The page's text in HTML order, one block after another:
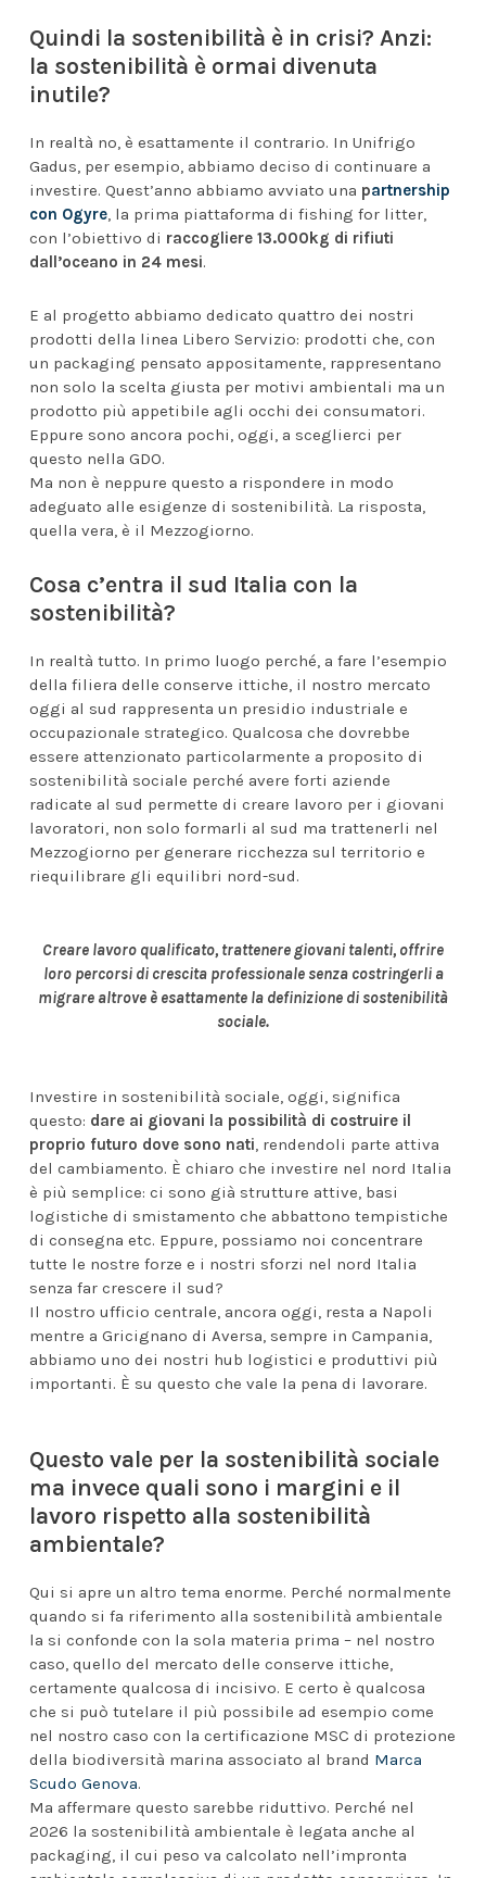
Quindi la sostenibilità è in crisi? Anzi:
la sostenibilità è ormai divenuta
inutile?
In realtà no, è esattamente il contrario. In Unifrigo
Gadus, per esempio, abbiamo deciso di continuare a
investire. Quest’anno abbiamo avviato una partnership
con Ogyre, la prima piattaforma di fishing for litter,
con l’obiettivo di raccogliere 13.000kg di rifiuti
dall’oceano in 24 mesi.
E al progetto abbiamo dedicato quattro dei nostri
prodotti della linea Libero Servizio: prodotti che, con
un packaging pensato appositamente, rappresentano
non solo la scelta giusta per motivi ambientali ma un
prodotto più appetibile agli occhi dei consumatori.
Eppure sono ancora pochi, oggi, a sceglierci per
questo nella GDO.
Ma non è neppure questo a rispondere in modo
adeguato alle esigenze di sostenibilità. La risposta,
quella vera, è il Mezzogiorno.
Cosa c’entra il sud Italia con la
sostenibilità?
In realtà tutto. In primo luogo perché, a fare l’esempio
della filiera delle conserve ittiche, il nostro mercato
oggi al sud rappresenta un presidio industriale e
occupazionale strategico. Qualcosa che dovrebbe
essere attenzionato particolarmente a proposito di
sostenibilità sociale perché avere forti aziende
radicate al sud permette di creare lavoro per i giovani
lavoratori, non solo formarli al sud ma trattenerli nel
Mezzogiorno per generare ricchezza sul territorio e
riequilibrare gli equilibri nord-sud.
Creare lavoro qualificato, trattenere giovani talenti, offrire
loro percorsi di crescita professionale senza costringerli a
migrare altrove è esattamente la definizione di sostenibilità
sociale.
Investire in sostenibilità sociale, oggi, significa
questo: dare ai giovani la possibilità di costruire il
proprio futuro dove sono nati , rendendoli parte attiva
del cambiamento. È chiaro che investire nel nord Italia
è più semplice: ci sono già strutture attive, basi
logistiche di smistamento che abbattono tempistiche
di consegna etc. Eppure, possiamo noi concentrare
tutte le nostre forze e i nostri sforzi nel nord Italia
senza far crescere il sud?
Il nostro ufficio centrale, ancora oggi, resta a Napoli
mentre a Gricignano di Aversa, sempre in Campania,
abbiamo uno dei nostri hub logistici e produttivi più
importanti. È su questo che vale la pena di lavorare.
Questo vale per la sostenibilità sociale
ma invece quali sono i margini e il
lavoro rispetto alla sostenibilità
ambientale?
Qui si apre un altro tema enorme. Perché normalmente
quando si fa riferimento alla sostenibilità ambientale
la si confonde con la sola materia prima – nel nostro
caso, quello del mercato delle conserve ittiche,
certamente qualcosa di incisivo. E certo è qualcosa
che si può tutelare il più possibile ad esempio come
nel nostro caso con la certificazione MSC di protezione
della biodiversità marina associato al brand Marca
Scudo Genova.
Ma affermare questo sarebbe riduttivo. Perché nel
2026 la sostenibilità ambientale è legata anche al
packaging, il cui peso va calcolato nell’impronta